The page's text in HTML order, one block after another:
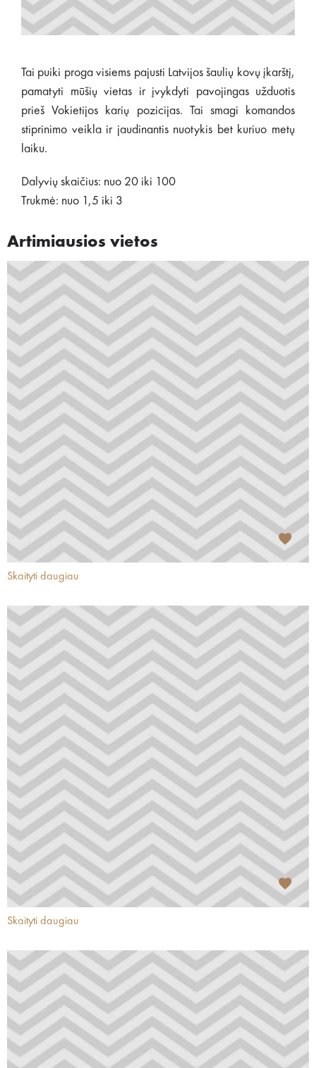
Tai puiki proga visiems pajusti Latvijos šaulių kovų įkarštį,
pamatyti mūšių vietas ir įvykdyti pavojingas užduotis
prieš Vokietijos karių pozicijas. Tai smagi komandos
stiprinimo veikla ir jaudinantis nuotykis bet kuriuo metų
laiku.
Dalyvių skaičius: nuo 20 iki 100
Trukmė: nuo 1,5 iki 3
Artimiausios vietos
Skaityti daugiau
Skaityti daugiau